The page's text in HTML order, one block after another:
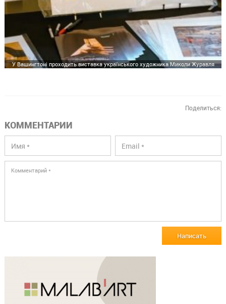
У Вашингтоні проходить виставка українського художника Миколи Журавля
Поделиться:
КОММЕНТАРИИ
Написать